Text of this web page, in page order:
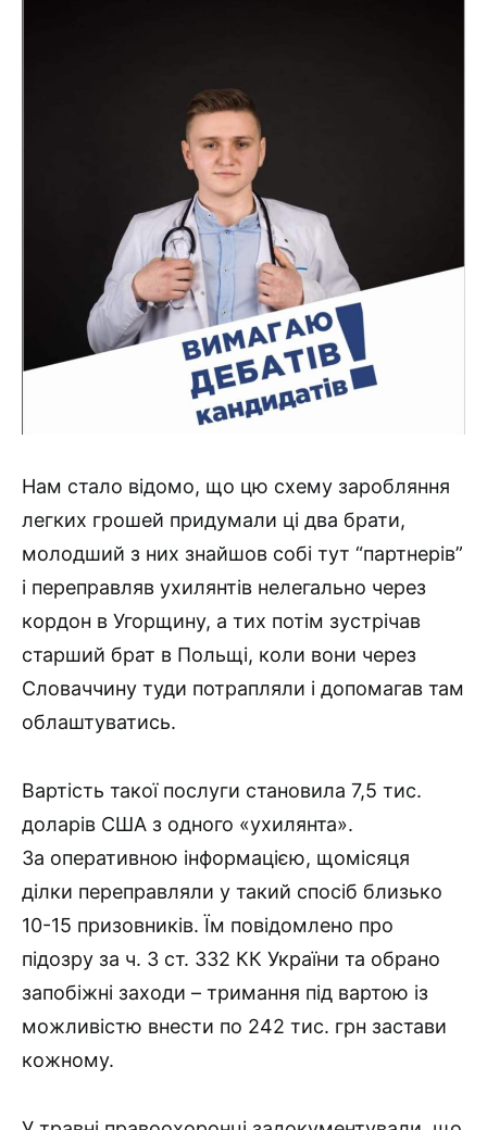
Нам стало відомо, що цю схему заробляння
легких грошей придумали ці два брати,
молодший з них знайшов собі тут “партнерів”
і переправляв ухилянтів нелегально через
кордон в Угорщину, а тих потім зустрічав
старший брат в Польщі, коли вони через
Словаччину туди потрапляли і допомагав там
облаштуватись.
Вартість такої послуги становила 7,5 тис.
доларів США з одного «ухилянта».
За оперативною інформацією, щомісяця
ділки переправляли у такий спосіб близько
10-15 призовників. Їм повідомлено про
підозру за ч. 3 ст. 332 КК України та обрано
запобіжні заходи – тримання під вартою із
можливістю внести по 242 тис. грн застави
кожному.